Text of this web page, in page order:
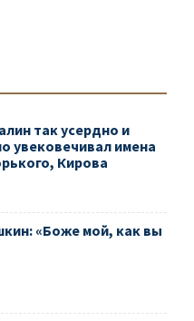
так усердно и
увековечивал имена
Кирова
«Боже мой, как вы